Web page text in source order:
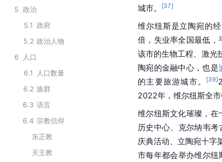
5 政治
5.1 政府
5.2 政治人物
6
人口
6.1
人口数量
6.2 族群
6.3 语言
6.4 宗教信仰
东正教
天主教
城市。
[37]
维尔纽斯是立陶宛的
倍，失业率全国最低，
该市的生物工程、激光
陶宛的金融中心，也是
的主要旅游城市。
[39]
2022年，维尔纽斯全
维尔纽斯文化璀璨，在
历史中心、克尔纳韦
庆典活动、立陶宛十字
市每年都会举办维尔